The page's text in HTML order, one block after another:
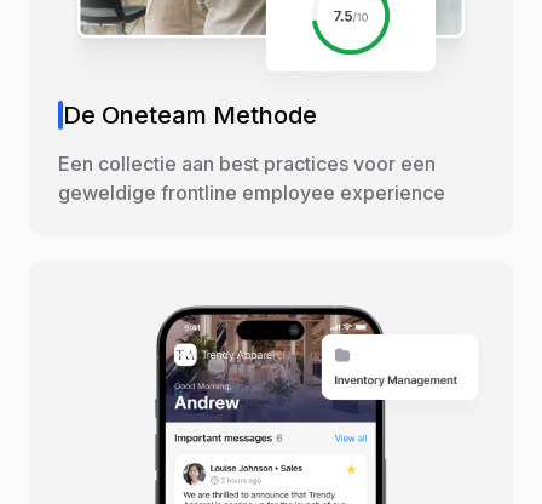
De Oneteam Methode
Een collectie aan best practices voor een
geweldige frontline employee experience